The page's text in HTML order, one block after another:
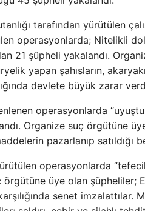
tarafından yürütülen
operasyonlarda; Nitelikli
21 şüpheli yakalandı.
yapan şahısların,
devlete büyük zarar
operasyonlarda
Organize suç örgütüne
pazarlanıp satıldığı
operasyonlarda
örgütüne üye olan
senet